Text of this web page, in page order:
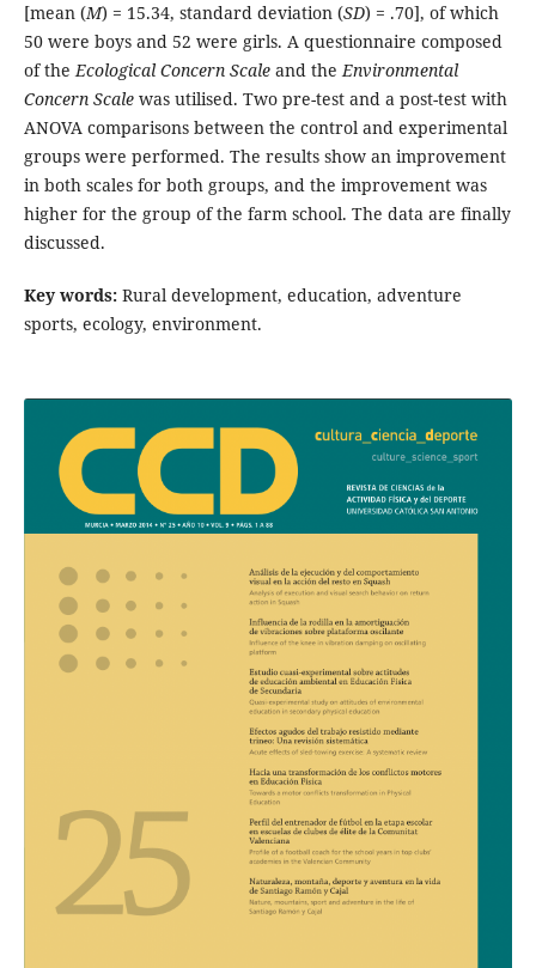
[mean (M) = 15.34, standard deviation (SD) = .70], of which
50 were boys and 52 were girls. A questionnaire composed
of theEcological Concern Scale and theEnvironmental
Concern Scale was utilised. Two pre-test and a post-test with
ANOVA comparisons between the control and experimental
groups were performed. The results show an improvement
in both scales for both groups, and the improvement was
higher for the group of the farm school. The data are finally
discussed.
Key words: Rural development, education, adventure
sports, ecology, environment.